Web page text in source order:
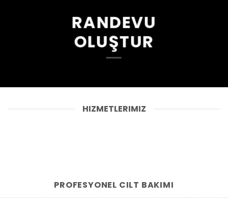
RANDEVU
OLUŞTUR
HIZMETLERIMIZ
PROFESYONEL CILT BAKIMI